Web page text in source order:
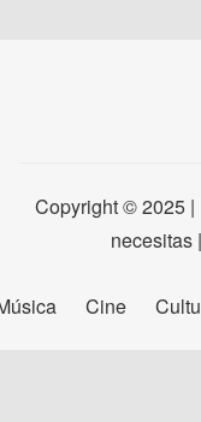
Copyright © 2025
necesitas |
Cine